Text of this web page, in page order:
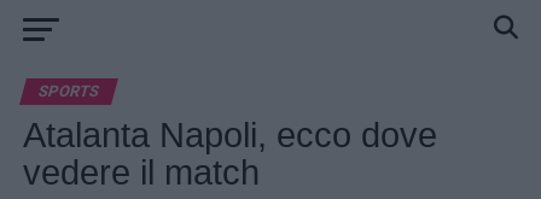
SPORTS
Atalanta Napoli, ecco dove
vedere il match